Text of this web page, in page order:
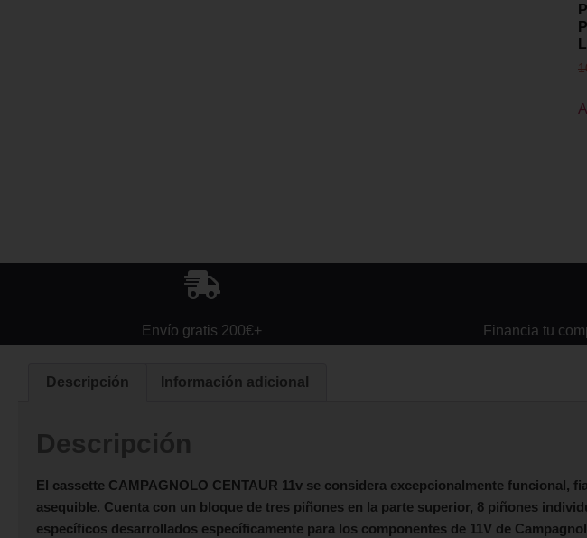
Envío gratis 200€+ Financia tu
Descripción Información adicional
Descripción
El cassette CAMPAGNOLO CENTAUR 11v se considera excepcionalmente funcional,
asequible. Cuenta con un bloque de tres piñones en la parte superior, 8 piñones
específicos desarrollados específicamente para los componentes de 11V de